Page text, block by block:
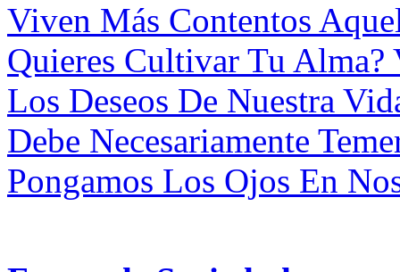
Viven Más Contentos
Quieres Cultivar Tu Alma?
Los Deseos De Nuestra
Debe Necesariamente
Pongamos Los Ojos En